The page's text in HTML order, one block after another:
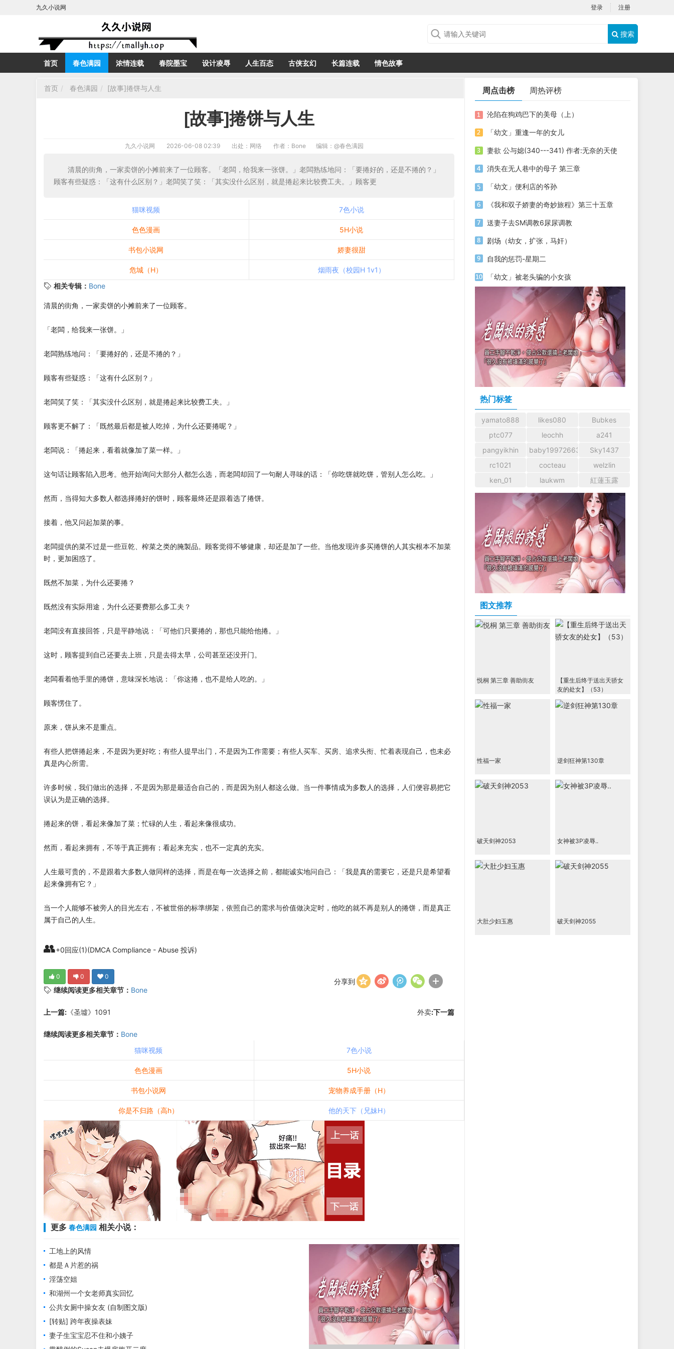
九久小说网 登录 注册
搜索
首页 春色满园 浓情连载 春院墨宝 设计凌辱 人生百态 古侠玄幻 长篇连载 情色故事
首页 春色满园 [故事]捲饼与人生
[故事]捲饼与人生
九久小说网 2026-06-08 02:39 出处：网络 作者：Bone 编辑： @春色满园
清晨的街角，一家卖饼的小摊前来了一位顾客。「老闆，给我来一张饼。」老闆熟练地问：「要捲好的，还是不捲的？」
顾客有些疑惑：「这有什么区别？」老闆笑了笑：「其实没什么区别，就是捲起来比较费工夫。」顾客更
猫咪视频 7色小说
色色漫画 5H小说
书包小说网 娇妻很甜
危城（H）
烟雨夜（校园H 1v1）
相关专辑： Bone
清晨的街角，一家卖饼的小摊前来了一位顾客。
「老闆，给我来一张饼。」
老闆熟练地问：「要捲好的，还是不捲的？」
顾客有些疑惑：「这有什么区别？」
老闆笑了笑：「其实没什么区别，就是捲起来比较费工夫。」
顾客更不解了：「既然最后都是被人吃掉，为什么还要捲呢？」
老闆说：「捲起来，看着就像加了菜一样。」
这句话让顾客陷入思考。他开始询问大部分人都怎么选，而老闆却回了一句耐人寻味的话：「你吃饼就吃饼，管别人怎么吃。」
然而，当得知大多数人都选择捲好的饼时，顾客最终还是跟着选了捲饼。
接着，他又问起加菜的事。
老闆提供的菜不过是一些豆乾、榨菜之类的腌製品。顾客觉得不够健康，却还是加了一些。当他发现许多买捲饼的人其实根本不加菜
时，更加困惑了。
既然不加菜，为什么还要捲？
既然没有实际用途，为什么还要费那么多工夫？
老闆没有直接回答，只是平静地说：「可他们只要捲的，那也只能给他捲。」
这时，顾客提到自己还要去上班，只是去得太早，公司甚至还没开门。
老闆看着他手里的捲饼，意味深长地说：「你这捲，也不是给人吃的。」
顾客愣住了。
原来，饼从来不是重点。
有些人把饼捲起来，不是因为更好吃；有些人提早出门，不是因为工作需要；有些人买车、买房、追求头衔、忙着表现自己，也未必
真是内心所需。
许多时候，我们做出的选择，不是因为那是最适合自己的，而是因为别人都这么做。当一件事情成为多数人的选择，人们便容易把它
误认为是正确的选择。
捲起来的饼，看起来像加了菜；忙碌的人生，看起来像很成功。
然而，看起来拥有，不等于真正拥有；看起来充实，也不一定真的充实。
人生最可贵的，不是跟着大多数人做同样的选择，而是在每一次选择之前，都能诚实地问自己：「我是真的需要它，还是只是希望看
起来像拥有它？」
当一个人能够不被旁人的目光左右，不被世俗的标準绑架，依照自己的需求与价值做决定时，他吃的就不再是别人的捲饼，而是真正
属于自己的人生。
👥+0回应(1)(DMCA Compliance - Abuse 投诉)
分享到
0 0 0
继续阅读更多相关章节： Bone
上一篇: 《圣墟》1091 外卖:下一篇
继续阅读更多相关章节： Bone
猫咪视频
7色小说
色色漫画 5H小说
书包小说网 宠物养成手册（H）
你是不归路（高h） 他的天下（兄妹H）
更多 春色满园 相关小说：
工地上的风情
都是Ａ片惹的祸
淫荡空姐
和湖州一个女老师真实回忆
公共女厕中操女友 (自制图文版)
[转贴] 跨年夜操表妹
妻子生宝宝忍不住和小姨子
周点击榜 周热评榜
沦陷在狗鸡巴下的美母（上）
「幼文」重逢一年的女儿
妻欲 公与媳(340---341) 作者:无奈的天使
消失在无人巷中的母子 第三章
「幼文」便利店的爷孙
《我和双子娇妻的奇妙旅程》第三十五章
送妻子去SM调教6尿尿调教
剧场（幼女，扩张，马奸）
自我的惩罚-星期二
「幼文」被老头骗的小女孩
热门标签
yamato888 likes080
Bubkes
ptc077
leochh
a241
pangyikhin
baby1997266366
Sky1437
rc1021
cocteau
welzlin
ken_01
laukwm 紅蓮玉露
图文推荐
悦桐 第三章 善助街友
【重生后终于送出天骄女
友的处女】（53）
性福一家 逆剑狂神第130章
破天剑神2053 女神被3P凌辱..
大肚少妇玉惠 破天剑神2055